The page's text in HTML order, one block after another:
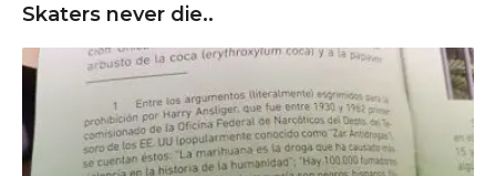
Skaters never die..